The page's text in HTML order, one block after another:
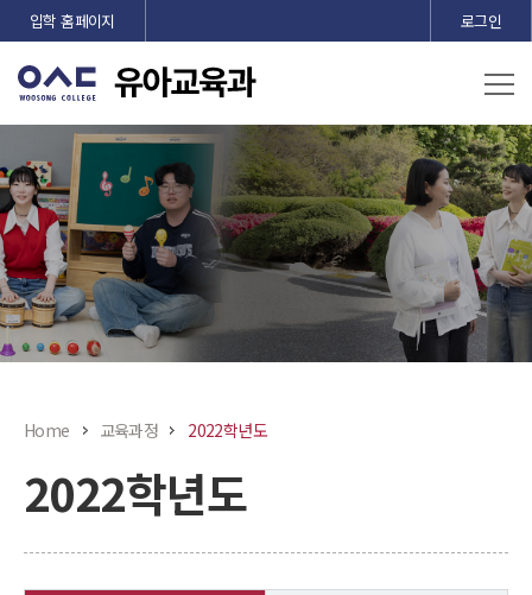
입학 홈페이지 로그인
Home 교육과정 2022학년도
2022학년도